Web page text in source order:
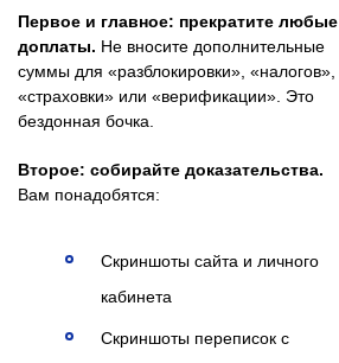
Первое и главное: прекратите любые
доплаты. Не вносите дополнительные
суммы для «разблокировки», «налогов»,
«страховки» или «верификации». Это
бездонная бочка.
Второе: собирайте доказательства.
Вам понадобятся:
Скриншоты сайта и личного
кабинета
Скриншоты переписок с